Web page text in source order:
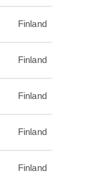
Finland
Finland
Finland
Finland
Finland